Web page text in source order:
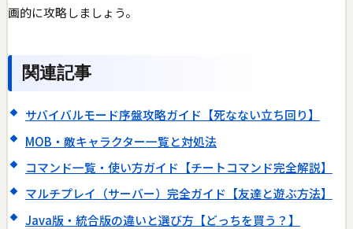
画的に攻略しましょう。
関連記事
サバイバルモード序盤攻略ガイド【死なない立ち回り】
MOB・敵キャラクター一覧と対処法
コマンド一覧・使い方ガイド【チートコマンド完全解説】
マルチプレイ（サーバー）完全ガイド【友達と遊ぶ方法】
Java版・統合版の違いと選び方【どっちを買う？】